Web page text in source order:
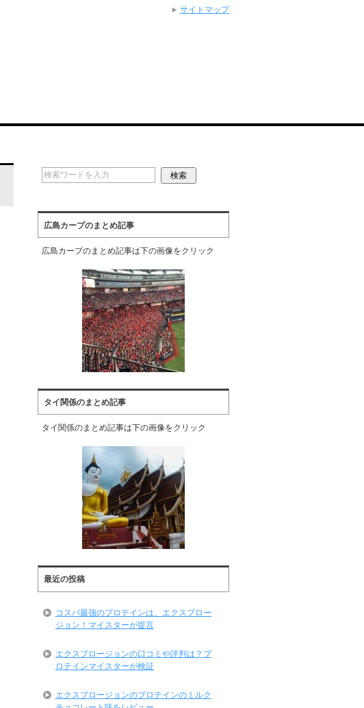
広島カープのまとめ記事
広島カープのまとめ記事は下の画像をクリック
タイ関係のまとめ記事
タイ関係のまとめ記事は下の画像をクリック
最近の投稿
コスパ最強のプロテインは、エクスプロー
ジョン！マイスターが提言
エクスプロージョンの口コミや評判は？プ
ロテインマイスターが検証
エクスプロージョンのプロテインのミルク
サイトマップ